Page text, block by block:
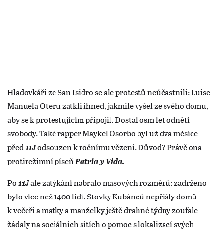
Hladovkáři ze San Isidro se ale protestů neúčastnili: Luise
Manuela Oteru zatkli ihned, jakmile vyšel ze svého domu,
aby se k protestujícím připojil. Dostal osm let odnětí
svobody. Také rapper Maykel Osorbo byl už dva měsíce
před11Jodsouzen k ročnímu vězení. Důvod? Právě ona
protirežimní píseňPatria y Vida.
Po11Jale zatýkání nabralo masových rozměrů: zadrženo
bylo více než 1400 lidí. Stovky Kubánců nepřišly domů
k večeři a matky a manželky ještě drahné týdny zoufale
žádaly na sociálních sítích o pomoc s lokalizací svých